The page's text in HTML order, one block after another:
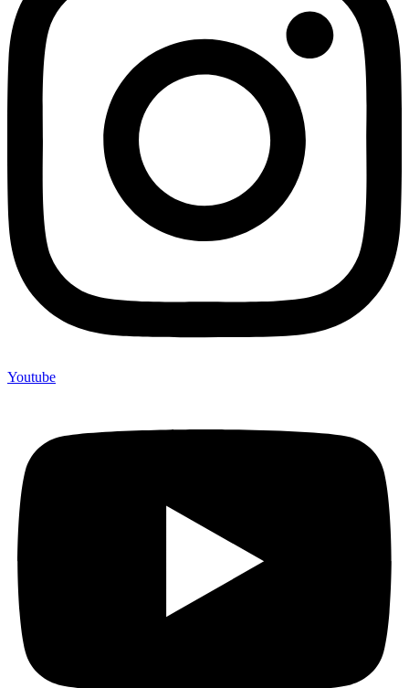
Youtube